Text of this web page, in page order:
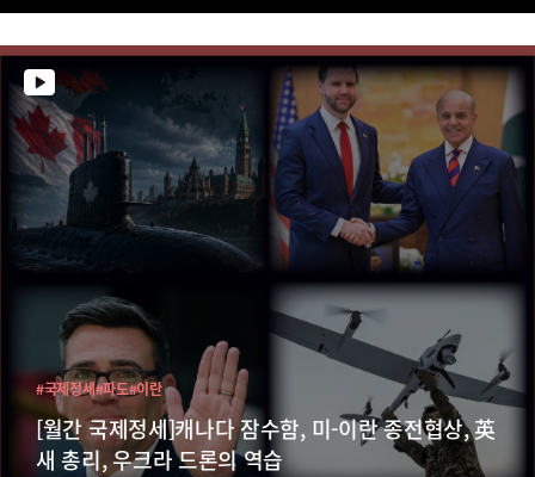
[월간 국제정세]캐나다 잠수함, 미-이란 종전협상, 英
새 총리, 우크라 드론의 역습
#국제정세#파도#이란